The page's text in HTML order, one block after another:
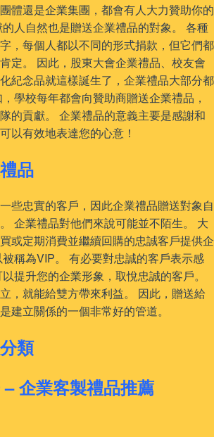
體還是企業集團，都會有人大力贊助你的
人自然也是贈送企業禮品的對象。 各種
，每個人都以不同的形式捐款，但它們都
定。 因此，股東大會企業禮品、校友會
紀念品就這樣誕生了，企業禮品大部分都
學校每年都會向贊助商贈送企業禮品，
的貢獻。 企業禮品的意義主要是感謝和
以有效地表達您的心意！
品
些忠實的客戶，因此企業禮品贈送對象自
企業禮品對他們來說可能並不陌生。 大
或定期消費並繼續回購的忠誠客戶提供企
稱為VIP。 有必要對忠誠的客戶表示感
提升您的企業形象，取悅忠誠的客戶。
，就能給雙方帶來利益。 因此，贈送給
建立關係的一個非常好的管道。
類
企業客製禮品推薦